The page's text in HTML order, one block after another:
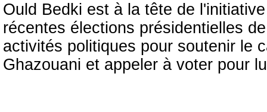
Ould Bedki est à la tête de
récentes élections présidentielles
activités politiques pour soutenir le
Ghazouani et appeler à voter pour